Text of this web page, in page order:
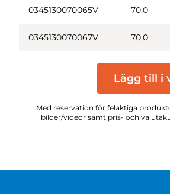
0345130070065V 70,0
0345130070067V 70,0
Lägg till i
Med reservation för felaktiga
bilder/videor samt pris- och